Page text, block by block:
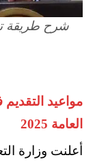
شرح طريقة
مواعيد التقديم
العامة 2025
أعلنت وزارة